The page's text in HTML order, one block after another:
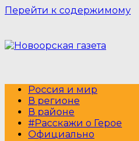
Перейти к содержимому
Россия и мир
В регионе
В районе
#Расскажи о Герое
Официально